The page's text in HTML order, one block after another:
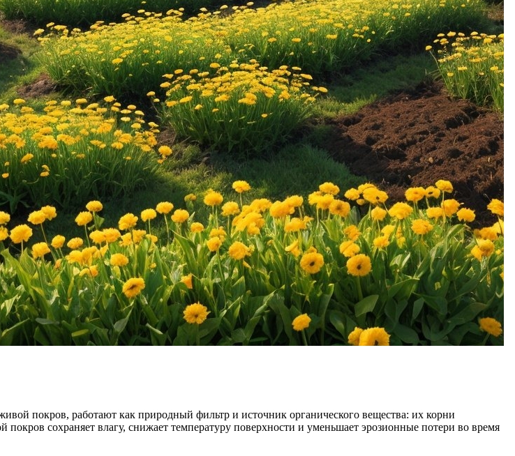
покров, работают как природный фильтр и источник органического вещества: их корни
сохраняет влагу, снижает температуру поверхности и уменьшает эрозионные потери во время